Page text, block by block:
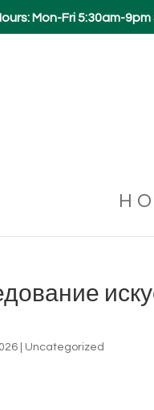
Mon-Fri 5:30am-
Uncategorized